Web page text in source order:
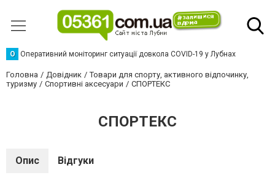
О Оперативний моніторинг ситуації довкола COVID-19 у Лубнах
Головна Довідник
Товари для спорту, активного відпочинку,
туризму
Спортивні аксесуари СПОРТЕКС
СПОРТЕКС
Опис Відгуки